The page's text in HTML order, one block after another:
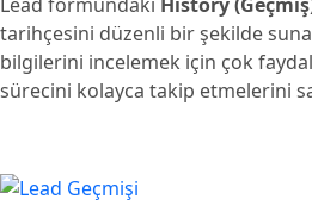
tarihçesini düzenli bir şekilde
bilgilerini incelemek için çok
sürecini kolayca takip etmelerini